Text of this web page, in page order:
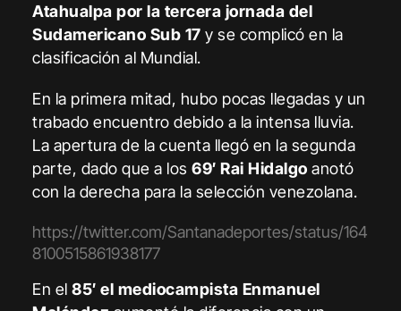
Atahualpa por la tercera jornada del
Sudamericano Sub 17y se complicó en la
clasificación al Mundial.
En la primera mitad, hubo pocas llegadas y un
trabado encuentro debido a la intensa lluvia.
La apertura de la cuenta llegó en la segunda
parte, dado que a los 69′ Rai Hidalgo anotó
con la derecha para la selección venezolana.
https://twitter.com/Santanadeportes/status/164
8100515861938177
En el 85′ el mediocampista Enmanuel